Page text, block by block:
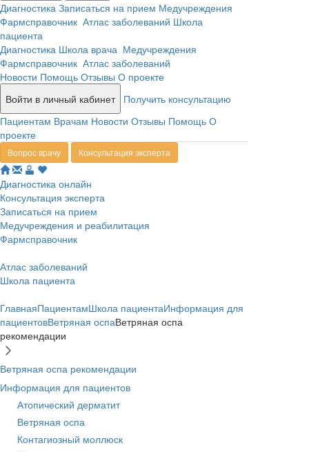
Диагностика Записаться на прием Медучреждения
Фармсправочник Атлас заболеваний Школа
пациента
Диагностика Школа врача Медучреждения
Фармсправочник Атлас заболеваний
Новости Помощь Отзывы О проекте
Войти в личный кабинет
Получить консультацию
Пациентам Врачам Новости Отзывы Помощь О
проекте
Вопрос врачу Консультация эксперта
Диагностика онлайн
Консультация эксперта
Записаться на прием
Медучреждения и реабилитация
Фармсправочник
Атлас заболеваний
Школа пациента
ГлавнаяПациентамШкола пациентаИнформация для
пациентовВетряная оспаВетряная оспа
рекомендации
Ветряная оспа рекомендации
Информация для пациентов
Атопический дерматит
Ветряная оспа
Контагиозный моллюск